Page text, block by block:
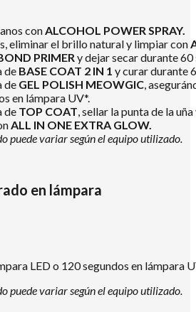
conALCOHOL POWER SPRAY.
eliminar el brillo natural y limpiar con
PRIMERy dejar secar durante 60
de BASE COAT 2 IN 1 y curar durante
de GEL POLISH MEOWGIC,
en lámpara UV*.
de TOP COAT, sellar la punta de la
ALL IN ONE EXTRA GLOW.
puede variar según el equipo utilizado.
en lámpara
LED o 120 segundos en lámpara
puede variar según el equipo utilizado.